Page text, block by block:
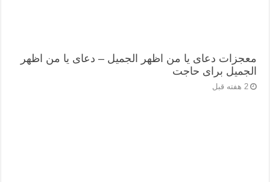
معجزات دعای یا من اظهر الجمیل – دعای یا من اظهر
الجمیل برای حاجت
2 هفته قبل